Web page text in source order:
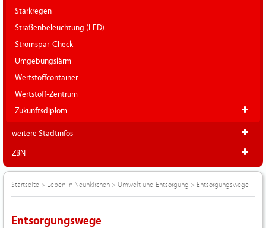
Starkregen
Straßenbeleuchtung (LED)
Stromspar-Check
Umgebungslärm
Wertstoffcontainer
Wertstoff-Zentrum
Zukunftsdiplom
weitere Stadtinfos
ZBN
Startseite > Leben in Neunkirchen > Umwelt und Entsorgung > Entsorgungswege
Entsorgungswege